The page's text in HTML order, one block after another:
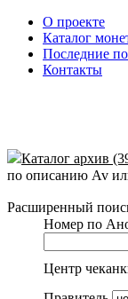
О проекте
Каталог
Последние
Контакты
Каталог архив
по описанию Av
Расширенный
Номер по
Центр